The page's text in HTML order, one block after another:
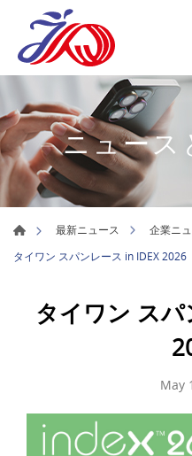
ニュース
最新ニュース
企業ニ
タイワン スパンレース in IDEX 2026
タイワン スパ
May